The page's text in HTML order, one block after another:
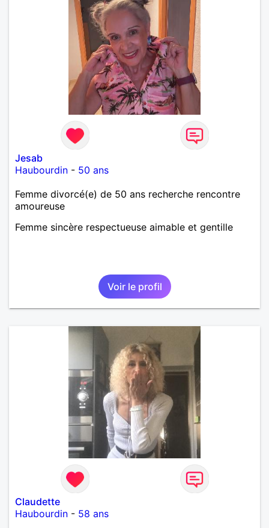
Jesab
Haubourdin - 50 ans
Femme divorcé(e) de 50 ans recherche rencontre
amoureuse
Femme sincère respectueuse aimable et gentille
Voir le profil
Claudette
Haubourdin - 58 ans